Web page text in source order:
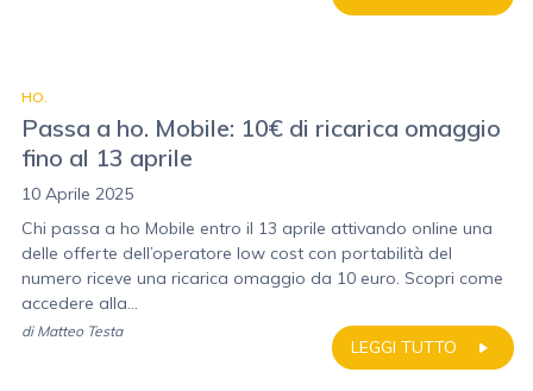
HO.
Passa a ho. Mobile: 10€ di ricarica omaggio
fino al 13 aprile
10 Aprile 2025
Chi passa a ho Mobile entro il 13 aprile attivando online una
delle offerte dell’operatore low cost con portabilità del
numero riceve una ricarica omaggio da 10 euro. Scopri come
accedere alla...
LEGGI TUTTO
di Matteo Testa